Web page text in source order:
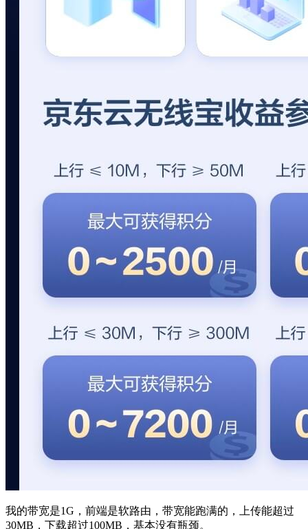
我的带宽是1G，前端是软路由，带宽能跑满的，上传能超过
30MB，下载超过100MB，基本没有瓶颈。